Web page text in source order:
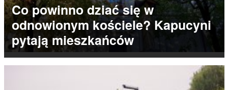
Co powinno dziać się w
odnowionym kościele? Kapucyni
pytają mieszkańców